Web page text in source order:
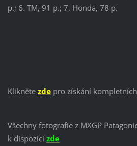
p.; 6. TM, 91 p.; 7. Honda, 78 p.
Klikněte zdepro získání
Všechny fotografie z MXGP
k dispozici zde